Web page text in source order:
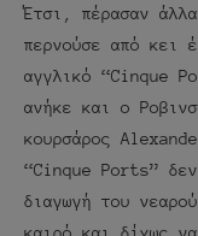
Έτσι, πέρασαν
περνούσε από κει
αγγλικό “Cinque
ανήκε και ο
κουρσάρος
“Cinque Ports”
διαγωγή του
καιρό και δίχως